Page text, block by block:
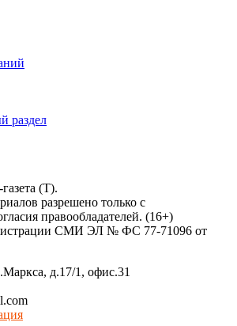
раздел
(Т).
разрешено только с
правообладателей. (16+)
СМИ ЭЛ № ФС 77-71096 от
д.17/1, офис.31